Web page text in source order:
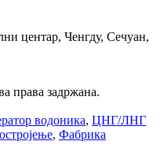
центар, Ченгду, Сечуан,
права задржана.
водоника, ЦНГ/ЛНГ
, Фабрика